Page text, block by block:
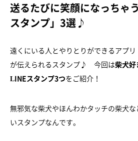
送るたびに笑顔になっちゃ
スタンプ」3選♪
遠くにいる人とやりとりができるアプ
が伝えられるスタンプ♪ 今回は柴犬好
LINEスタンプ3つをご紹介！
無邪気な柴犬やほんわかタッチの柴犬
いスタンプなんです。